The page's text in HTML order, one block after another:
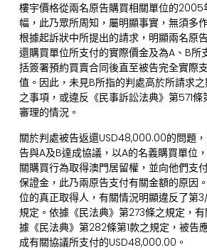
樓宇價格從兩名原告購買相關單位的2005
幅，此乃眾所周知，屬明顯事實，無須多
根據起訴狀中所提出的請求，明顯兩名原
還購買單位所支付的實際價金及為A、B所
括簽署預約買賣合同後直至被告完全實際
值。因此，未見B所指的判處高於所請求
之事項，或違反《民事訴訟法典》第571條
審理的情況。
關於判處被告返還USD48,000.00的問題
告與A及B達成協議，以A的名義購買單位
關購買行為取得澳門居留權，並向他們支
保證金，此乃兩原告支付有關金額的原因
位的真正取得人，有關情況明顯違反了第
規定。依據《民法典》第273條之規定，
據《民法典》第282條第1款之規定，被告
成有關協議所支付的USD48,000.00。